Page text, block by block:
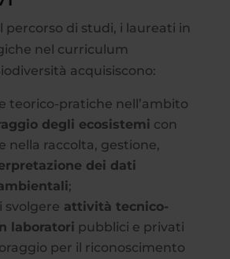
percorso di studi, i laureati in
nel curriculum
acquisiscono:
teorico-pratiche nell’ambito
degli ecosistemi con
nella raccolta, gestione,
dei dati
;
svolgere attività tecnico-
laboratori pubblici e privati
per il riconoscimento